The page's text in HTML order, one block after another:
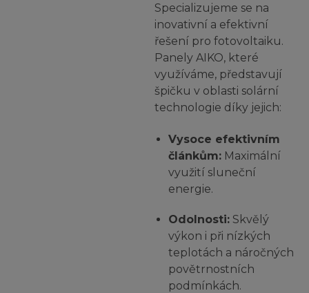
Specializujeme se na
inovativní a efektivní
řešení pro fotovoltaiku.
Panely AIKO, které
využíváme, představují
špičku v oblasti solární
technologie díky jejich:
Vysoce efektivním
článkům: Maximální
využití sluneční
energie.
Odolnosti: Skvělý
výkon i při nízkých
teplotách a náročných
povětrnostních
podmínkách.